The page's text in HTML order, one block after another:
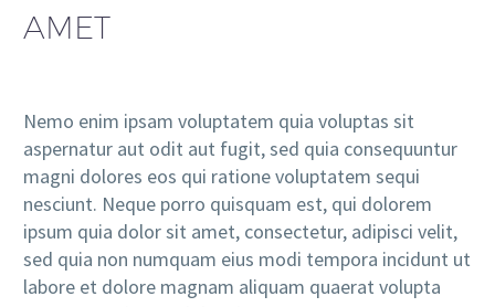
AMET
Nemo enim ipsam voluptatem quia voluptas sit
aspernatur aut odit aut fugit, sed quia consequuntur
magni dolores eos qui ratione voluptatem sequi
nesciunt. Neque porro quisquam est, qui dolorem
ipsum quia dolor sit amet, consectetur, adipisci velit,
sed quia non numquam eius modi tempora incidunt ut
labore et dolore magnam aliquam quaerat volupta